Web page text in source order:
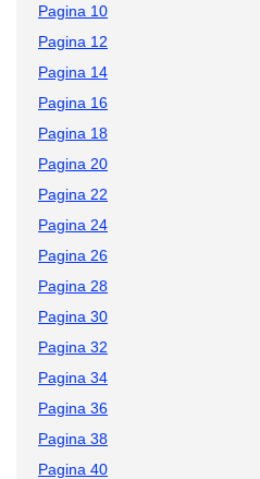
Pagina 10
Pagina 12
Pagina 14
Pagina 16
Pagina 18
Pagina 20
Pagina 22
Pagina 24
Pagina 26
Pagina 28
Pagina 30
Pagina 32
Pagina 34
Pagina 36
Pagina 38
Pagina 40